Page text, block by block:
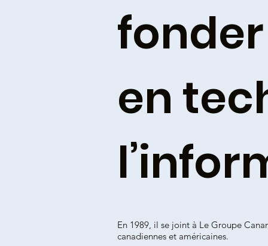
en
En 1989, il se joint à Le Groupe
canadiennes et américaines.